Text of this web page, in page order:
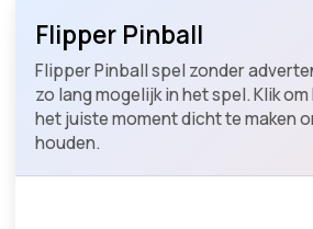
Flipper Pinball
Flipper Pinball spel zonder
zo lang mogelijk in het spel. Klik
het juiste moment dicht te maken
houden.